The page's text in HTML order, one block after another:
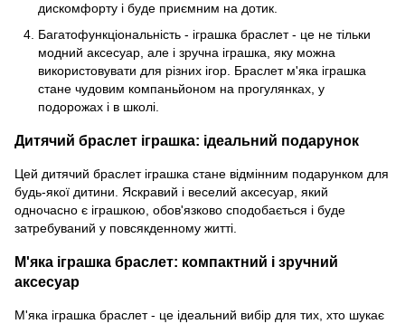
дискомфорту і буде приємним на дотик.
Багатофункціональність - іграшка браслет - це не тільки
модний аксесуар, але і зручна іграшка, яку можна
використовувати для різних ігор. Браслет м'яка іграшка
стане чудовим компаньйоном на прогулянках, у
подорожах і в школі.
Дитячий браслет іграшка: ідеальний подарунок
Цей дитячий браслет іграшка стане відмінним подарунком для
будь-якої дитини. Яскравий і веселий аксесуар, який
одночасно є іграшкою, обов'язково сподобається і буде
затребуваний у повсякденному житті.
М'яка іграшка браслет: компактний і зручний
аксесуар
М'яка іграшка браслет - це ідеальний вибір для тих, хто шукає